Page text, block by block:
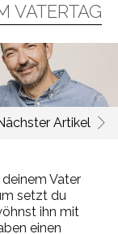
VATERTAG
Artikel
Vater
setzt du
ihn mit
einen